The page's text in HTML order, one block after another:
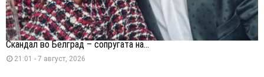
Скандал во Белград – сопругата на...
21:01 - 7 август, 2026